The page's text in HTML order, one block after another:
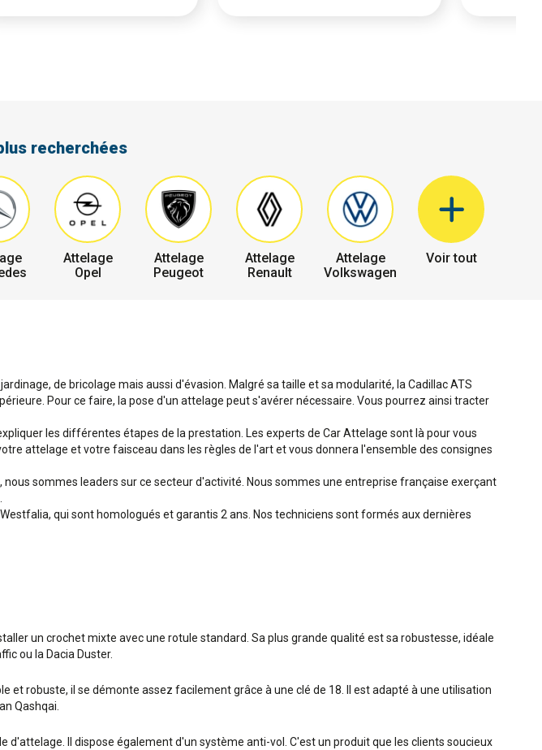
recherchées
Attelage
Opel
Attelage
Peugeot
Attelage
Renault
Attelage
Volkswagen
Voir tout
de bricolage mais aussi d'évasion. Malgré sa taille et sa modularité, la Cadillac ATS
Pour ce faire, la pose d'un attelage peut s'avérer nécessaire. Vous pourrez ainsi tracter
les différentes étapes de la prestation. Les experts de Car Attelage sont là pour vous
attelage et votre faisceau dans les règles de l'art et vous donnera l'ensemble des consignes
sommes leaders sur ce secteur d'activité. Nous sommes une entreprise française exerçant
qui sont homologués et garantis 2 ans. Nos techniciens sont formés aux dernières
un crochet mixte avec une rotule standard. Sa plus grande qualité est sa robustesse, idéale
ou la Dacia Duster.
robuste, il se démonte assez facilement grâce à une clé de 18. Il est adapté à une utilisation
Qashqai.
Il dispose également d'un système anti-vol. C'est un produit que les clients soucieux